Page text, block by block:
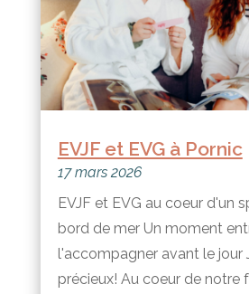
EVJF et EVG à Pornic
17 mars 2026
EVJF et EVG au coeur d'un
bord de mer Un moment
l'accompagner avant le jour
précieux! Au coeur de notre